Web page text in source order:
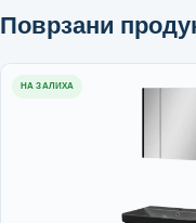
Поврзани
НА ЗАЛИХА